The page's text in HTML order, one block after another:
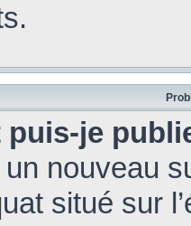
puis-je
nouveau
situé sur